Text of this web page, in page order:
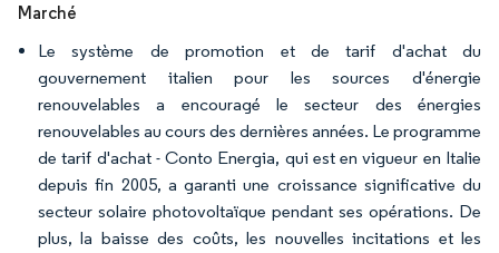
Marché
Le système de promotion et de tarif d'achat du
gouvernement italien pour les sources d'énergie
renouvelables a encouragé le secteur des énergies
renouvelables au cours des dernières années. Le programme
de tarif d'achat - Conto Energia, qui est en vigueur en Italie
depuis fin 2005, a garanti une croissance significative du
secteur solaire photovoltaïque pendant ses opérations. De
plus, la baisse des coûts, les nouvelles incitations et les